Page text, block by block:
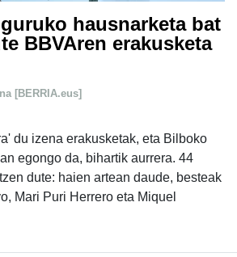
hausnarketa bat
BBVAren erakusketa
[BERRIA.eus]
du izena erakusketak, eta Bilboko
egongo da, bihartik aurrera. 44
dute: haien artean daude, besteak
Mari Puri Herrero eta Miquel